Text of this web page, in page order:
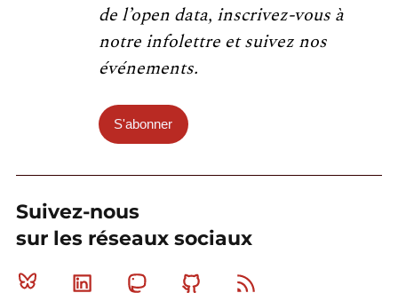
de l’open data, inscrivez-vous à
notre infolettre et suivez nos
événements.
S'abonner
Suivez-nous
sur les réseaux sociaux
Bluesky Linkedin MastodonGithub